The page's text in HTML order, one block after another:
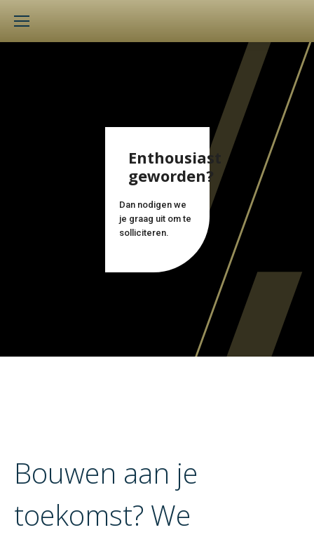
Enthousiast
geworden?
Dan nodigen we
je graag uit om te
solliciteren.
Bouwen aan je
toekomst? We